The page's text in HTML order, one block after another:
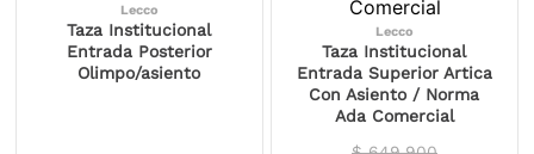
Lecco
Taza Institucional
Entrada Posterior
Olimpo/asiento
Lecco
Taza Institucional
Entrada Superior Artica
Con Asiento / Norma
Ada Comercial